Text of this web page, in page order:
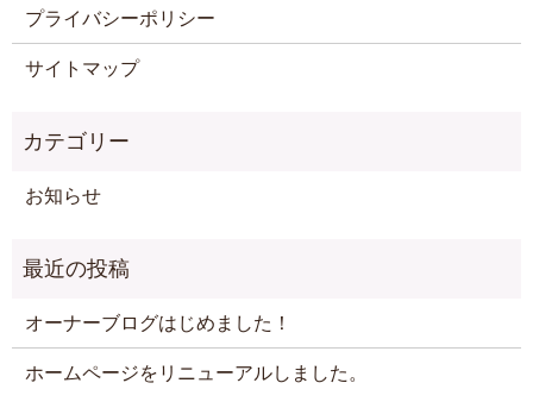
プライバシーポリシー
サイトマップ
お知らせ
オーナーブログはじめました！
ホームページをリニューアルしました。